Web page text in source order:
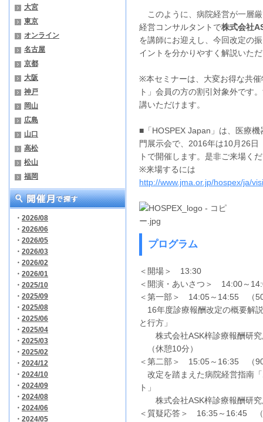
大宮
東京
オンライン
名古屋
京都
大阪
神戸
岡山
広島
山口
高松
松山
福岡
・ 2026/08
・ 2026/06
・ 2026/05
・ 2026/03
・ 2026/02
・ 2026/01
・ 2025/10
・ 2025/09
・ 2025/08
・ 2025/06
・ 2025/04
・ 2025/03
・ 2025/02
・ 2024/12
・ 2024/10
・ 2024/09
・ 2024/08
・ 2024/06
・ 2024/05
このように、病院経営が一層
経営コンサルタントで株式会社
を講師にお迎えし、今回改定の
イントを分かりやすく解説いた
※本セミナーは、大変お得な共
ト」会員の方の割引対象外です
講いただけます。
■「HOSPEX Japan」は、医療
門展示会で、2016年は10月26
トで開催します。是非ご来場く
※来場するには
http://www.jma.or.jp/hospex/ja/
プログラム
＜開場＞ 13:30
＜開演・あいさつ＞ 14:00～
＜第一部＞ 14:05～14:55 （
16年度診療報酬改定の概要解
と行方」
株式会社ASK梓診療報酬研究
（休憩10分）
＜第二部＞ 15:05～16:35 （
改定を踏まえた病院経営指南
ト」
株式会社ASK梓診療報酬研究
＜質疑応答＞ 16:35～16:45